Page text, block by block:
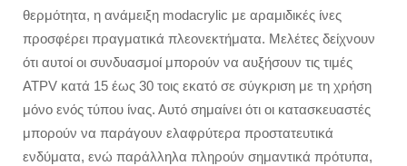
θερμότητα, η ανάμειξη modacrylic με αραμιδικές ίνες
προσφέρει πραγματικά πλεονεκτήματα. Μελέτες δείχνουν
ότι αυτοί οι συνδυασμοί μπορούν να αυξήσουν τις τιμές
ATPV κατά 15 έως 30 τοις εκατό σε σύγκριση με τη χρήση
μόνο ενός τύπου ίνας. Αυτό σημαίνει ότι οι κατασκευαστές
μπορούν να παράγουν ελαφρύτερα προστατευτικά
ενδύματα, ενώ παράλληλα πληρούν σημαντικά πρότυπα,